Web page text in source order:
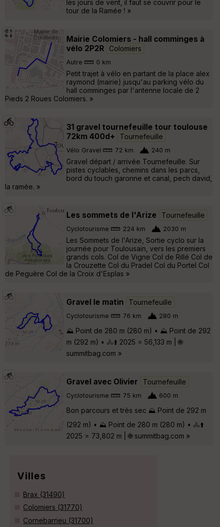
les jours de vent, il faut se couvrir pour le
tour de la Ramée ! »
Mairie Colomiers - hall comminges à
vélo 2P2R
Colomiers
Autre 0 km
Petit trajet à vélo en partant de la place alex
raymond (mairie) jusqu'au parking vélo du
hall comminges par l'antenne locale de 2
Pieds 2 Roues Colomiers. »
31 gravel tournefeuille tour toulouse
72km 400d+
Tournefeuille
Vélo Gravel 72 km 240 m
Gravel départ / arrivée Tournefeuille. Sur
pistes cyclables, chemins dans les parcs,
bord du touch garonne et canal, pech david,
la ramée. »
Les sommets de l'Arize Tournefeuille
Cyclotourisme 224 km 2030 m
Les Sommets de l'Arize, Sortie cyclo sur la
journée pour Toulousain, vers les premiers
grands cols. Col de Vigne Col de Rillé Col de
la Crouzette Col du Pradel Col du Portel Col
de Peguère Col de la Croix d'Esplas »
Gravel le matin Tournefeuille
Cyclotourisme 76 km 280 m
⛰️ Point de 280 m (280 m) • ⛰️ Point de 292
m (292 m) • 🚴⬆️ 2025 = 56,133 m | 🌐
summitbag.com »
Gravel avec Olivier Tournefeuille
Cyclotourisme 75 km 600 m
Bon parcours et très sec ⛰️ Point de 292 m
(292 m) • ⛰️ Point de 280 m (280 m) • 🚴⬆️
2025 = 73,802 m | 🌐 summitbag.com »
Villes
Brax (31490)
Colomiers (31770)
Cornebarrieu (31700)